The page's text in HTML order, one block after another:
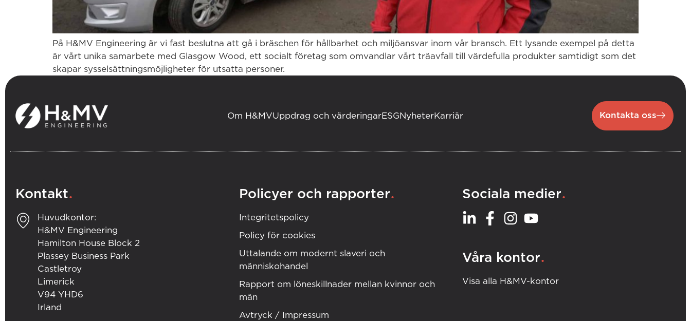
På H&MV Engineering är vi fast beslutna att gå i bräschen för hållbarhet och miljöansvar inom vår bransch. Ett lysande exempel på detta
är vårt unika samarbete med Glasgow Wood, ett socialt företag som omvandlar vårt träavfall till värdefulla produkter samtidigt som det
skapar sysselsättningsmöjligheter för utsatta personer.
Om H&MVUppdrag och värderingarESG NyheterKarriär Kontakta oss
Kontakt.
Huvudkontor:
H&MV Engineering
Hamilton House Block 2
Plassey Business Park
Castletroy
Limerick
V94 YHD6
Irland
Policyer och rapporter.
Integritetspolicy
Policy för cookies
Uttalande om modernt slaveri och
människohandel
Rapport om löneskillnader mellan kvinnor och
män
Avtryck / Impressum
Sociala medier.
Våra kontor.
Visa alla H&MV-kontor